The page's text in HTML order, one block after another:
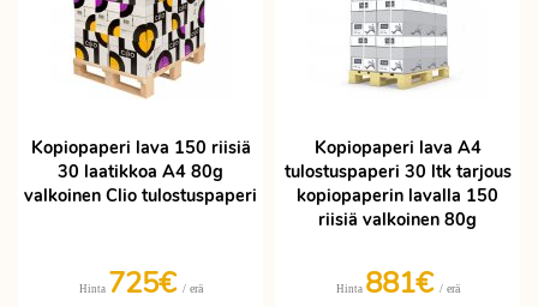
Kopiopaperi lava 150 riisiä
30 laatikkoa A4 80g
valkoinen Clio tulostuspaperi
Hinta 725€ / erä
Kopiopaperi lava A4
tulostuspaperi 30 ltk tarjous
kopiopaperin lavalla 150
riisiä valkoinen 80g
Hinta 881€ / erä